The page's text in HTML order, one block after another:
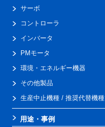
サーボ
コントローラ
インバータ
PMモータ
環境・エネルギー機器
その他製品
生産中止機種 / 推奨代替機種
用途・事例